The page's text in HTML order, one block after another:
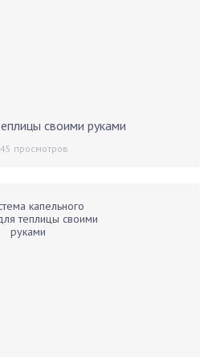
своими руками
просмотров